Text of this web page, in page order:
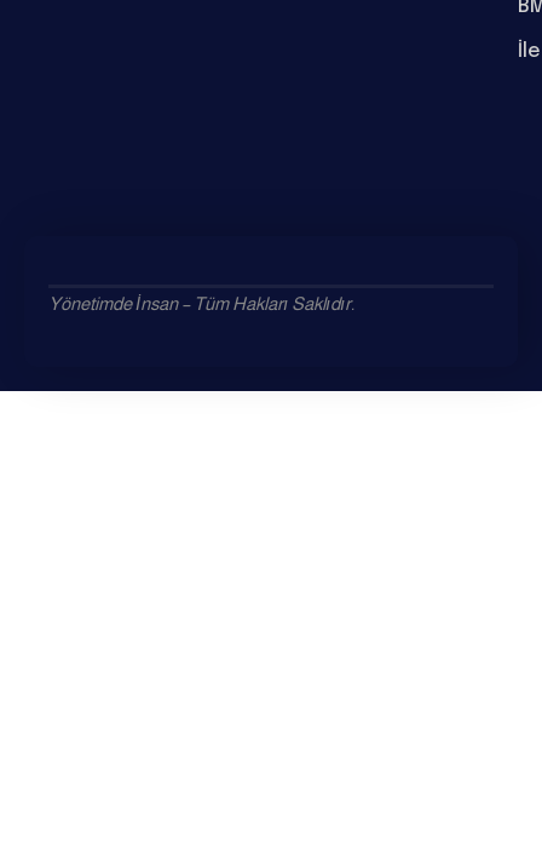
Yönetimde İnsan – Tüm Hakları Saklıdır.